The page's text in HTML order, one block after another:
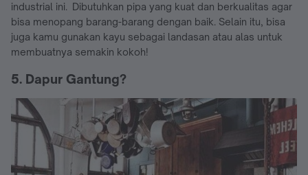
industrial ini. Dibutuhkan pipa yang kuat dan berkualitas agar
bisa menopang barang-barang dengan baik. Selain itu, bisa
juga kamu gunakan kayu sebagai landasan atau alas untuk
membuatnya semakin kokoh!
5. Dapur Gantung?